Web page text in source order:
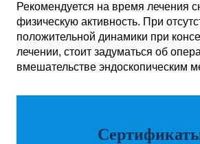
Рекомендуется на время лечения
физическую активность. При
положительной динамики при
лечении, стоит задуматься об
вмешательстве эндоскопическим